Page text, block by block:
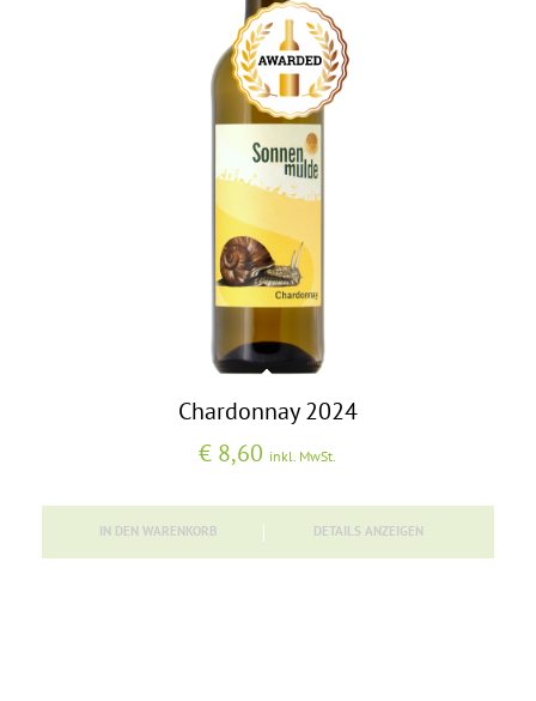
Chardonnay 2024
€ 8,60 inkl. MwSt.
IN DEN WARENKORB DETAILS ANZEIGEN